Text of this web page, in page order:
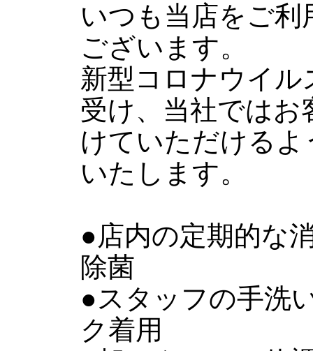
いつも当店をご
ございます。
新型コロナウイル
受け、当社ではお
けていただける
いたします。
●店内の定期的な
除菌
●スタッフの手洗
ク着用